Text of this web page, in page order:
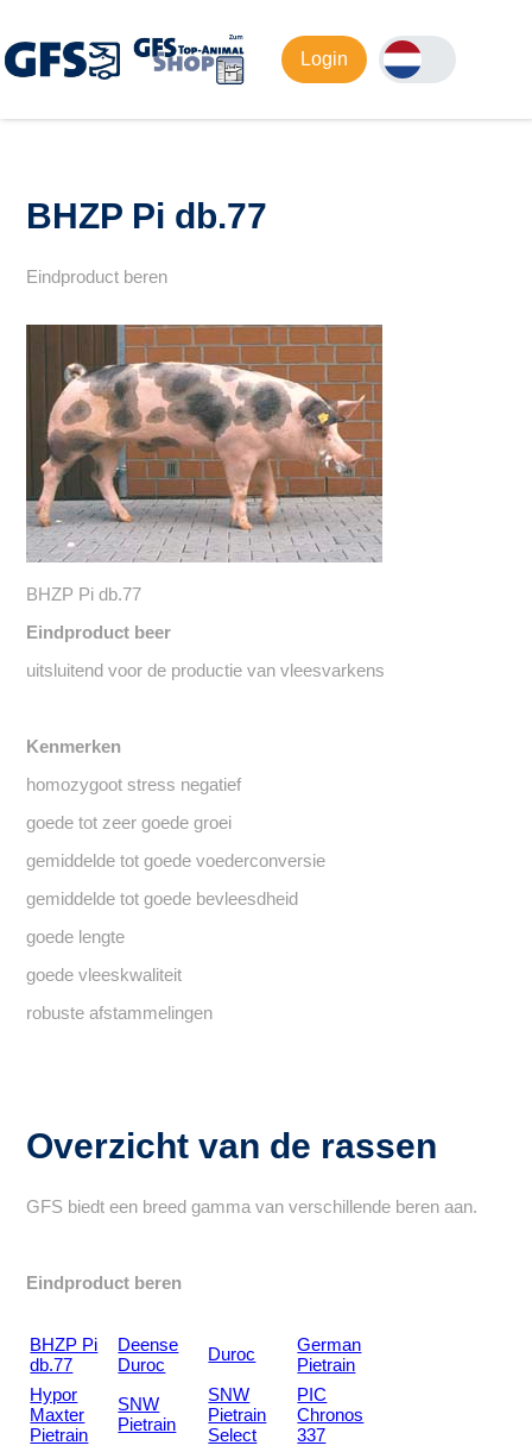
Login
BHZP Pi db.77
Eindproduct beren
BHZP Pi db.77
Eindproduct beer
uitsluitend voor de productie van vleesvarkens
Kenmerken
homozygoot stress negatief
goede tot zeer goede groei
gemiddelde tot goede voederconversie
gemiddelde tot goede bevleesdheid
goede lengte
goede vleeskwaliteit
robuste afstammelingen
Overzicht van de rassen
GFS biedt een breed gamma van verschillende beren aan.
Eindproduct beren
BHZP Pi
db.77
Deense
Duroc
Duroc
German
Pietrain
Hypor
Maxter
Pietrain
SNW
Pietrain
SNW
Pietrain
Select
PIC
Chronos
337